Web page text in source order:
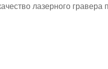
лазерного